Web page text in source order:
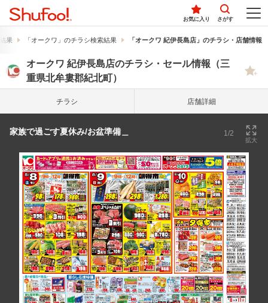
お気に入り さがす
果 「オークワ」のチラシ検索結果 「オークワ 紀伊長島店」のチラシ・店舗情報
オークワ 紀伊長島店のチラシ・セール情報（三
重県北牟婁郡紀北町）
チラシ 店舗詳細
家族で過ごす夏休み/お盆準備＿ 1/2
拡大